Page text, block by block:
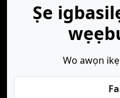
Ṣe
Wo awọn